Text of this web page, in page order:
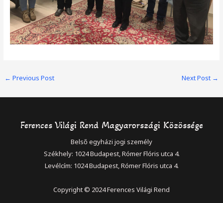
Post
← Previous Post Next Post →
Ferences Világi Rend Magyarországi Közössége
Belső egyházi jogi személy
Székhely: 1024 Budapest, Rómer Flóris utca 4.
Levélcím: 1024 Budapest, Rómer Flóris utca 4.
Copyright © 2024 Ferences Világi Rend